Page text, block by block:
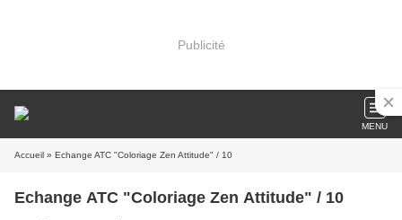
Publicité
MENU
Accueil » Echange ATC "Coloriage Zen Attitude" / 10
Echange ATC "Coloriage Zen Attitude" / 10